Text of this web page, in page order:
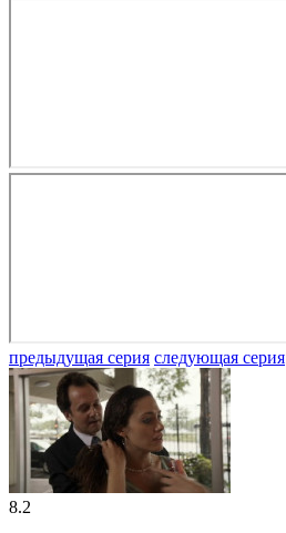
предыдущая серия следующая серия
8.2